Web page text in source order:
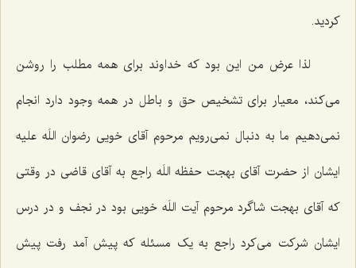
کردید.
لذا عرض من این بود که خداوند برای همه مطلب را روشن
می‌کند، معیار برای تشخیص حق و باطل در همه وجود دارد انجام
نمی‌دهیم ما به دنبال نمی‌رویم مرحوم آقای خویی رضوان اللَه علیه
ایشان از حضرت آقای بهجت حفظه اللَه راجع به آقای قاضی در وقتی
که آقای بهجت شاگرد مرحوم آیت اللَه خویی بود در نجف و در درس
ایشان شرکت می‌کرد راجع به یک مسئله که پیش آمد رفت پیش